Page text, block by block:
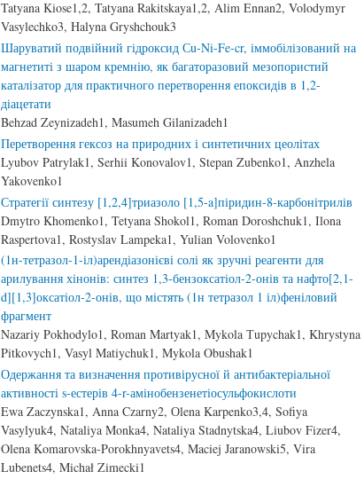
Tatyana Kiose1,2, Tatyana Rakitskaya1,2, Alim Ennan2, Volodymyr
Vasylechko3, Halyna Gryshchouk3
Шаруватий подвійний гідроксид Сu-Ni-Fe-cr, іммобілізований на
магнетиті з шаром кремнію, як багаторазовий мезопористий
каталізатор для практичного перетворення епоксидів в 1,2-
діацетати
Behzad Zeynizadeh1, Masumeh Gilanizadeh1
Перетворення гексоз на природних і синтетичних цеолітах
Lyubov Patrylak1, Serhii Konovalov1, Stepan Zubenko1, Anzhela
Yakovenko1
Стратегії синтезу [1,2,4]триазоло [1,5-a]піридин-8-карбонітрилів
Dmytro Khomenko1, Tetyana Shokol1, Roman Doroshchuk1, Ilona
Raspertova1, Rostyslav Lampeka1, Yulian Volovenko1
(1н-тетразол-1-іл)арендіазонієві солі як зручні реагенти для
арилування хінонів: синтез 1,3-бензоксатіол-2-онів та нафто[2,1-
d][1,3]оксатіол-2-онів, що містять (1н тетразол 1 іл)феніловий
фрагмент
Nazariy Pokhodylo1, Roman Martyak1, Mykola Тupychak1, Khrystyna
Pitkovych1, Vasyl Matiychuk1, Mykola Obushak1
Одержання та визначення противірусної й антибактеріальної
активності s-естерів 4-r-амінобензенетіосульфокислоти
Ewa Zaczynska1, Anna Czarny2, Оlena Karpenko3,4, Sofiya
Vasylyuk4, Nataliya Monka4, Nataliya Stadnytska4, Liubov Fizer4,
Olena Komarovska-Porokhnyavets4, Maciej Jaranowski5, Vira
Lubenets4, Michał Zimecki1